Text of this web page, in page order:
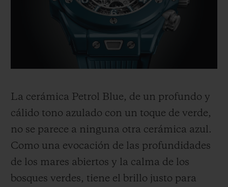
La cerámica Petrol Blue, de un profundo y
cálido tono azulado con un toque de verde,
no se parece a ninguna otra cerámica azul.
Como una evocación de las profundidades
de los mares abiertos y la calma de los
bosques verdes, tiene el brillo justo para